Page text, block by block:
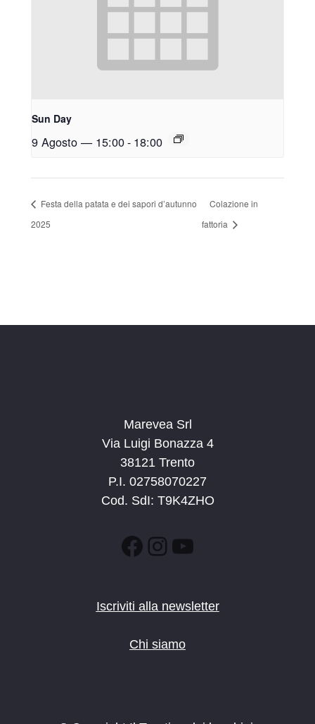
Sun Day
9 Agosto — 15:00- 18:00
Festa della patata e dei sapori d’autunno
2025
Colazione in
fattoria
Marevea Srl
Via Luigi Bonazza 4
38121 Trento
P.I. 02758070227
Cod. SdI: T9K4ZHO
Facebook
Instagram
YouTube
Iscriviti alla newsletter
Chi siamo